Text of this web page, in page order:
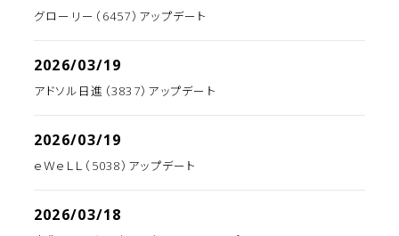
グローリー（6457）アップデート
2026/03/19
アドソル日進（3837）アップデート
2026/03/19
ｅＷｅＬＬ（5038）アップデート
2026/03/18